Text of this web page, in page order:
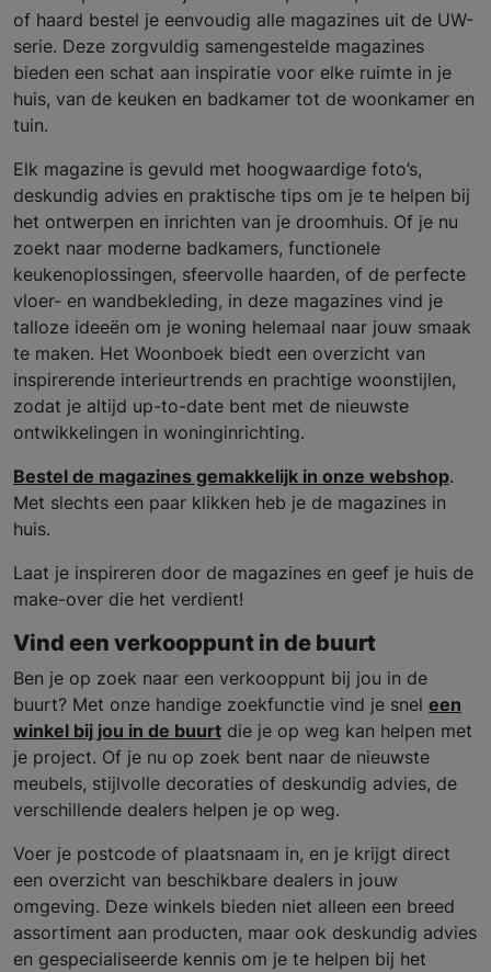
of haard bestel je eenvoudig alle magazines uit de UW-
serie. Deze zorgvuldig samengestelde magazines
bieden een schat aan inspiratie voor elke ruimte in je
huis, van de keuken en badkamer tot de woonkamer en
tuin.
Elk magazine is gevuld met hoogwaardige foto’s,
deskundig advies en praktische tips om je te helpen bij
het ontwerpen en inrichten van je droomhuis. Of je nu
zoekt naar moderne badkamers, functionele
keukenoplossingen, sfeervolle haarden, of de perfecte
vloer- en wandbekleding, in deze magazines vind je
talloze ideeën om je woning helemaal naar jouw smaak
te maken. Het Woonboek biedt een overzicht van
inspirerende interieurtrends en prachtige woonstijlen,
zodat je altijd up-to-date bent met de nieuwste
ontwikkelingen in woninginrichting.
Bestel de magazines gemakkelijk in onze webshop.
Met slechts een paar klikken heb je de magazines in
huis.
Laat je inspireren door de magazines en geef je huis de
make-over die het verdient!
Vind een verkooppunt in de buurt
Ben je op zoek naar een verkooppunt bij jou in de
buurt? Met onze handige zoekfunctie vind je snel een
winkel bij jou in de buurt die je op weg kan helpen met
je project. Of je nu op zoek bent naar de nieuwste
meubels, stijlvolle decoraties of deskundig advies, de
verschillende dealers helpen je op weg.
Voer je postcode of plaatsnaam in, en je krijgt direct
een overzicht van beschikbare dealers in jouw
omgeving. Deze winkels bieden niet alleen een breed
assortiment aan producten, maar ook deskundig advies
en gespecialiseerde kennis om je te helpen bij het